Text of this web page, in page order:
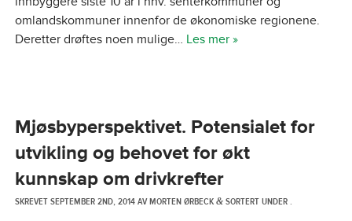
omlandskommuner innenfor de økonomiske regionene.
Deretter drøftes noen mulige… Les mer »
Mjøsbyperspektivet. Potensialet for
utvikling og behovet for økt
kunnskap om drivkrefter
SKREVETSEPTEMBER 2ND, 2014AVMORTEN ØRBECK &SORTERT UNDER .